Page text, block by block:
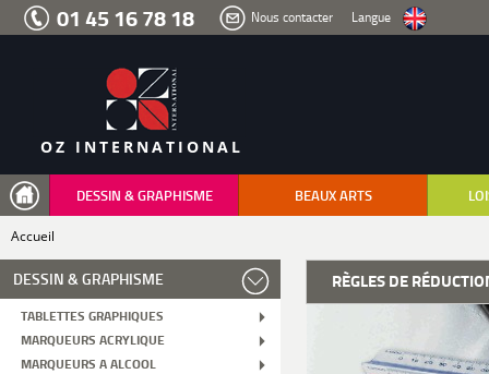
Aller
menu
recherche
01 45 16 78 18 Nous contacter Langue
OZ INTERNATIONAL
DESSIN & GRAPHISME BEAUX ARTS
Accueil
DESSIN & GRAPHISME
TABLETTES GRAPHIQUES
MARQUEURS ACRYLIQUE
MARQUEURS A ALCOOL
RÈGLES DE